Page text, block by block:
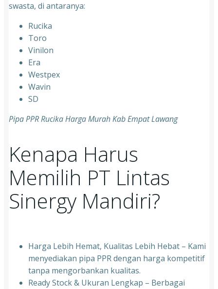
swasta, di antaranya:
Rucika
⁠Toro
⁠Vinilon
⁠Era
⁠Westpex
⁠Wavin
⁠SD
Pipa PPR Rucika Harga Murah Kab Empat Lawang
Kenapa Harus
Memilih PT Lintas
Sinergy Mandiri?
Harga Lebih Hemat, Kualitas Lebih Hebat – Kami
menyediakan pipa PPR dengan harga kompetitif
tanpa mengorbankan kualitas.
⁠Ready Stock & Ukuran Lengkap – Berbagai